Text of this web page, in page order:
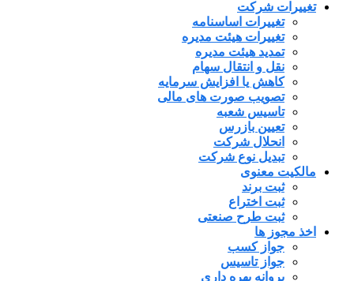
تغییرات شرکت
تغییرات اساسنامه
تغییرات هیئت مدیره
تمدید هیئت مدیره
نقل و انتقال سهام
کاهش یا افزایش سرمایه
تصویب صورت های مالی
تاسیس شعبه
تعیین بازرس
انحلال شرکت
تبدیل نوع شرکت
مالکیت معنوی
ثبت برند
ثبت اختراع
ثبت طرح صنعتی
اخذ مجوز ها
جواز کسب
جواز تاسیس
پروانه بهره داری